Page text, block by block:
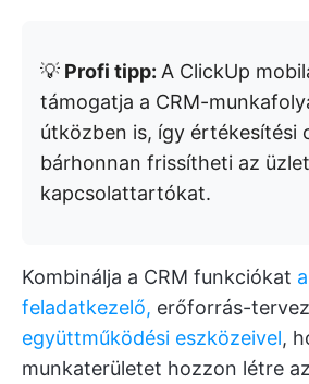
💡 Profi tipp: A ClickUp
támogatja a CRM-
útközben is, így értékesítési
bárhonnan frissítheti az
kapcsolattartókat.
Kombinálja a CRM funkciókat
feladatkezelő, erőforrás-
együttműködési eszközeivel,
munkaterületet hozzon létre